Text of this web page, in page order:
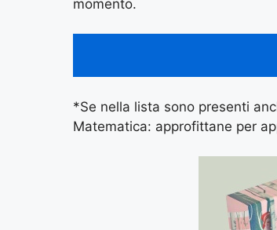
momento.
*Se nella lista sono presenti
Matematica: approfittane per